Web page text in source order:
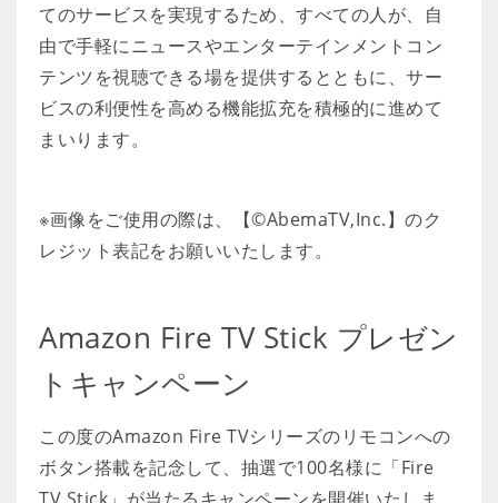
てのサービスを実現するため、すべての人が、自
由で手軽にニュースやエンターテインメントコン
テンツを視聴できる場を提供するとともに、サー
ビスの利便性を高める機能拡充を積極的に進めて
まいります。
※画像をご使用の際は、【©AbemaTV,Inc.】のク
レジット表記をお願いいたします。
Amazon Fire TV Stick プレゼン
トキャンペーン
この度のAmazon Fire TVシリーズのリモコンへの
ボタン搭載を記念して、抽選で100名様に「Fire